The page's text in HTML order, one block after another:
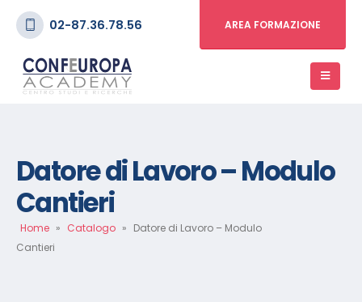
02-87.36.78.56 AREA FORMAZIONE
Datore di Lavoro – Modulo
Cantieri
Home » Catalogo » Datore di Lavoro – Modulo
Cantieri